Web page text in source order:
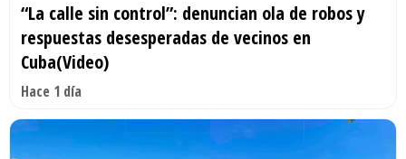
“La calle sin control”: denuncian ola de robos y
respuestas desesperadas de vecinos en
Cuba(Video)
Hace 1 día